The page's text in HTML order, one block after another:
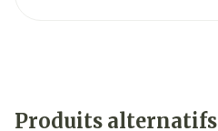
Produits alternatifs